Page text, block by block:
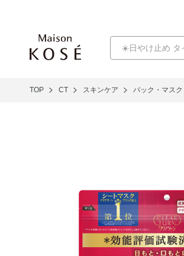
TOP CT スキンケア パック・マスク